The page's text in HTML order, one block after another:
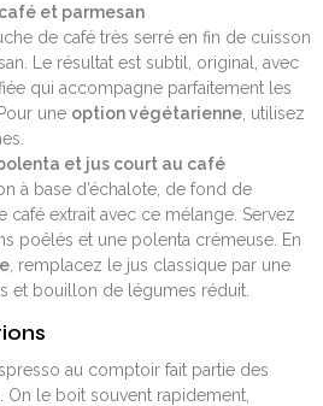
et parmesan
de café très serré en fin de cuisson
Le résultat est subtil, original, avec
qui accompagne parfaitement les
une option végétarienne, utilisez
et jus court au café
à base d’échalote, de fond de
café extrait avec ce mélange. Servez
poêlés et une polenta crémeuse. En
, remplacez le jus classique par une
et bouillon de légumes réduit.
au comptoir fait partie des
le boit souvent rapidement,